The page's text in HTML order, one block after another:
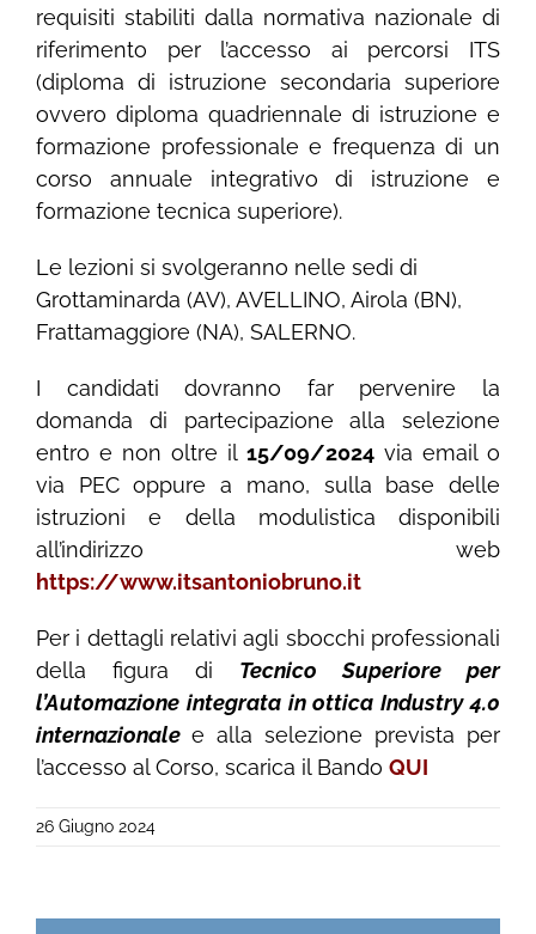
requisiti stabiliti dalla normativa nazionale di
riferimento per l’accesso ai percorsi ITS
(diploma di istruzione secondaria superiore
ovvero diploma quadriennale di istruzione e
formazione professionale e frequenza di un
corso annuale integrativo di istruzione e
formazione tecnica superiore).
Le lezioni si svolgeranno nelle sedi di
Grottaminarda (AV), AVELLINO, Airola (BN),
Frattamaggiore (NA), SALERNO.
I candidati dovranno far pervenire la
domanda di partecipazione alla selezione
entro e non oltre il 15/09/2024 via email o
via PEC oppure a mano, sulla base delle
istruzioni e della modulistica disponibili
all’indirizzo web
https://www.itsantoniobruno.it
Per i dettagli relativi agli sbocchi professionali
della figura di Tecnico Superiore per
l’Automazione integrata in ottica Industry 4.0
internazionale e alla selezione prevista per
l’accesso al Corso, scarica il Bando QUI
26 Giugno 2024